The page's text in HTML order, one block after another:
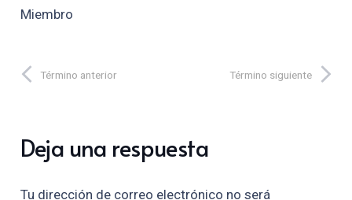
Miembro
Término anterior Término siguiente
Deja una respuesta
Tu dirección de correo electrónico no será